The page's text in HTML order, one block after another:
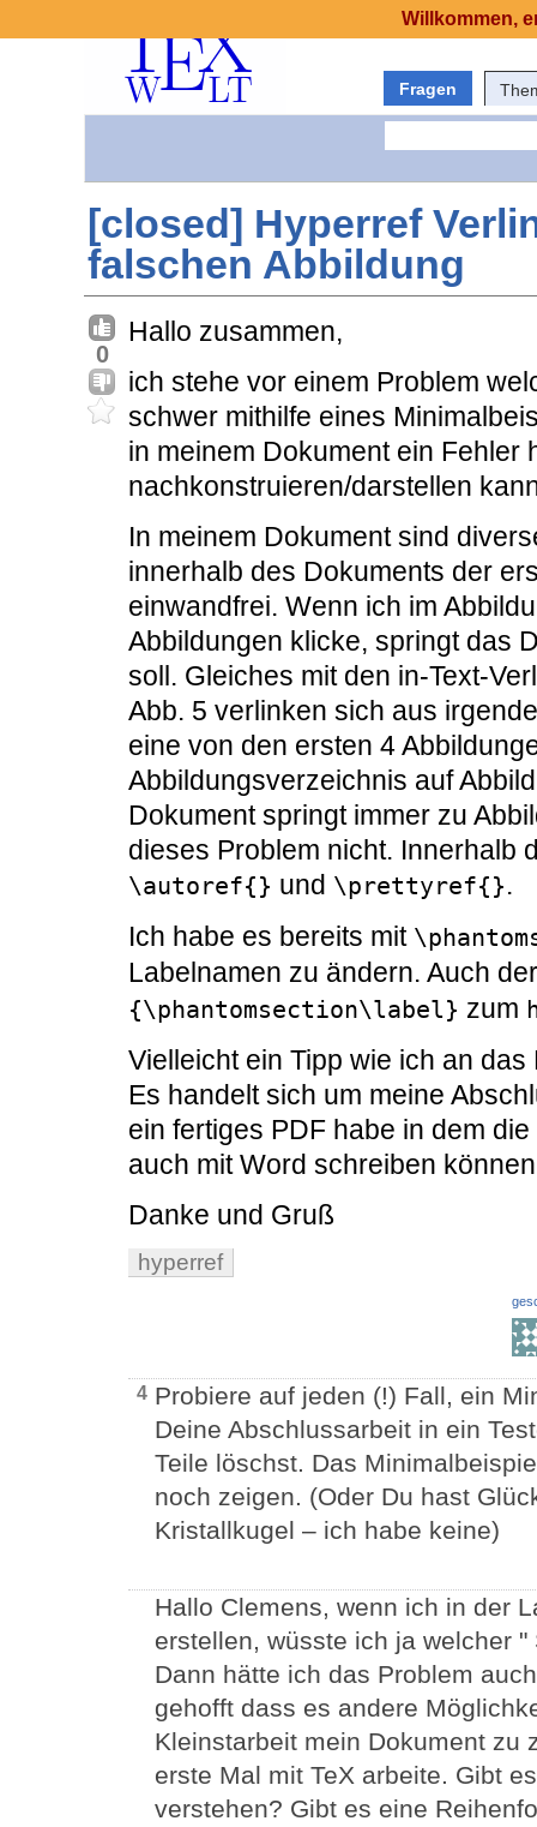
Fragen
[closed] Hyperref
falschen Abbildung
0
Hallo zusammen,
ich stehe vor einem Problem
schwer mithilfe eines
in meinem Dokument ein Fehler
nachkonstruieren/darstellen
In meinem Dokument sind
innerhalb des Dokuments der
einwandfrei. Wenn ich im
Abbildungen klicke, springt das
soll. Gleiches mit den in-Text-
Abb. 5 verlinken sich aus
eine von den ersten 4
Abbildungsverzeichnis auf
Dokument springt immer zu
dieses Problem nicht. Innerhalb
\autoref{} und \prettyref{}.
Ich habe es bereits mit
Labelnamen zu ändern. Auch
{\phantomsection\label} zum
Vielleicht ein Tipp wie ich an
Es handelt sich um meine
ein fertiges PDF habe in dem
auch mit Word schreiben
Danke und Gruß
hyperref
4 Probiere auf jeden (!) Fall, ein
Deine Abschlussarbeit in ein
Teile löschst. Das
noch zeigen. (Oder Du hast
Kristallkugel – ich habe keine)
Hallo Clemens, wenn ich in der
erstellen, wüsste ich ja welcher
Dann hätte ich das Problem
gehofft dass es andere
Kleinstarbeit mein Dokument zu
erste Mal mit TeX arbeite. Gibt
verstehen? Gibt es eine
Willkommen,